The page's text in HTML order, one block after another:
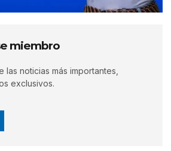
miembro
noticias más importantes,
exclusivos.